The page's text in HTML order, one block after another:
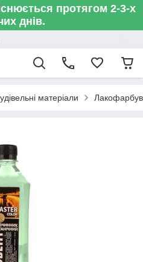
протягом 2-3-х
днів.
матеріали